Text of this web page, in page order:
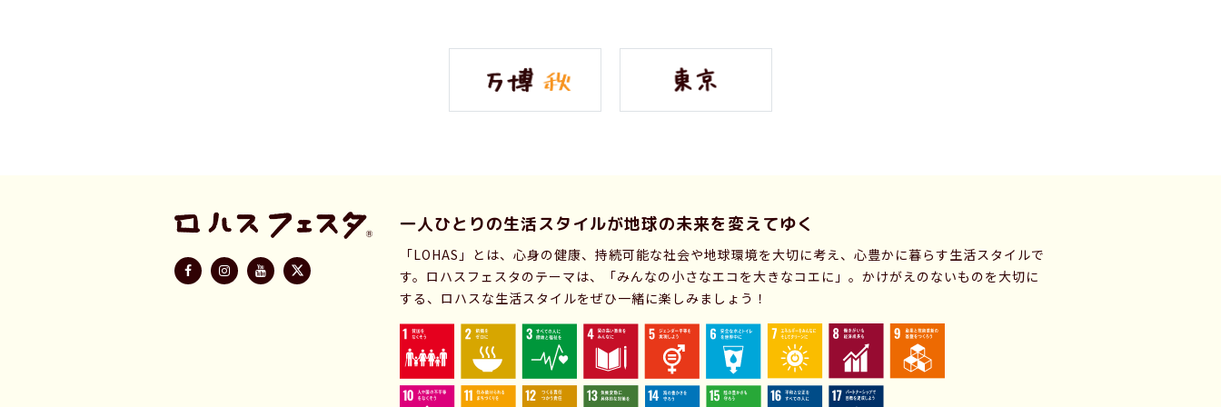
一人ひとりの生活スタイルが地球の未来を変えてゆく
「LOHAS」とは、心身の健康、持続可能な社会や地球環境を大切に考え、心豊かに暮らす生活スタイルで
す。ロハスフェスタのテーマは、「みんなの小さなエコを大きなコエに」。かけがえのないものを大切に
する、ロハスな生活スタイルをぜひ一緒に楽しみましょう！